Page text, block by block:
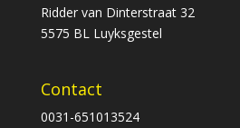
Ridder van Dinterstraat 32
5575 BL Luyksgestel
Contact
0031-651013524